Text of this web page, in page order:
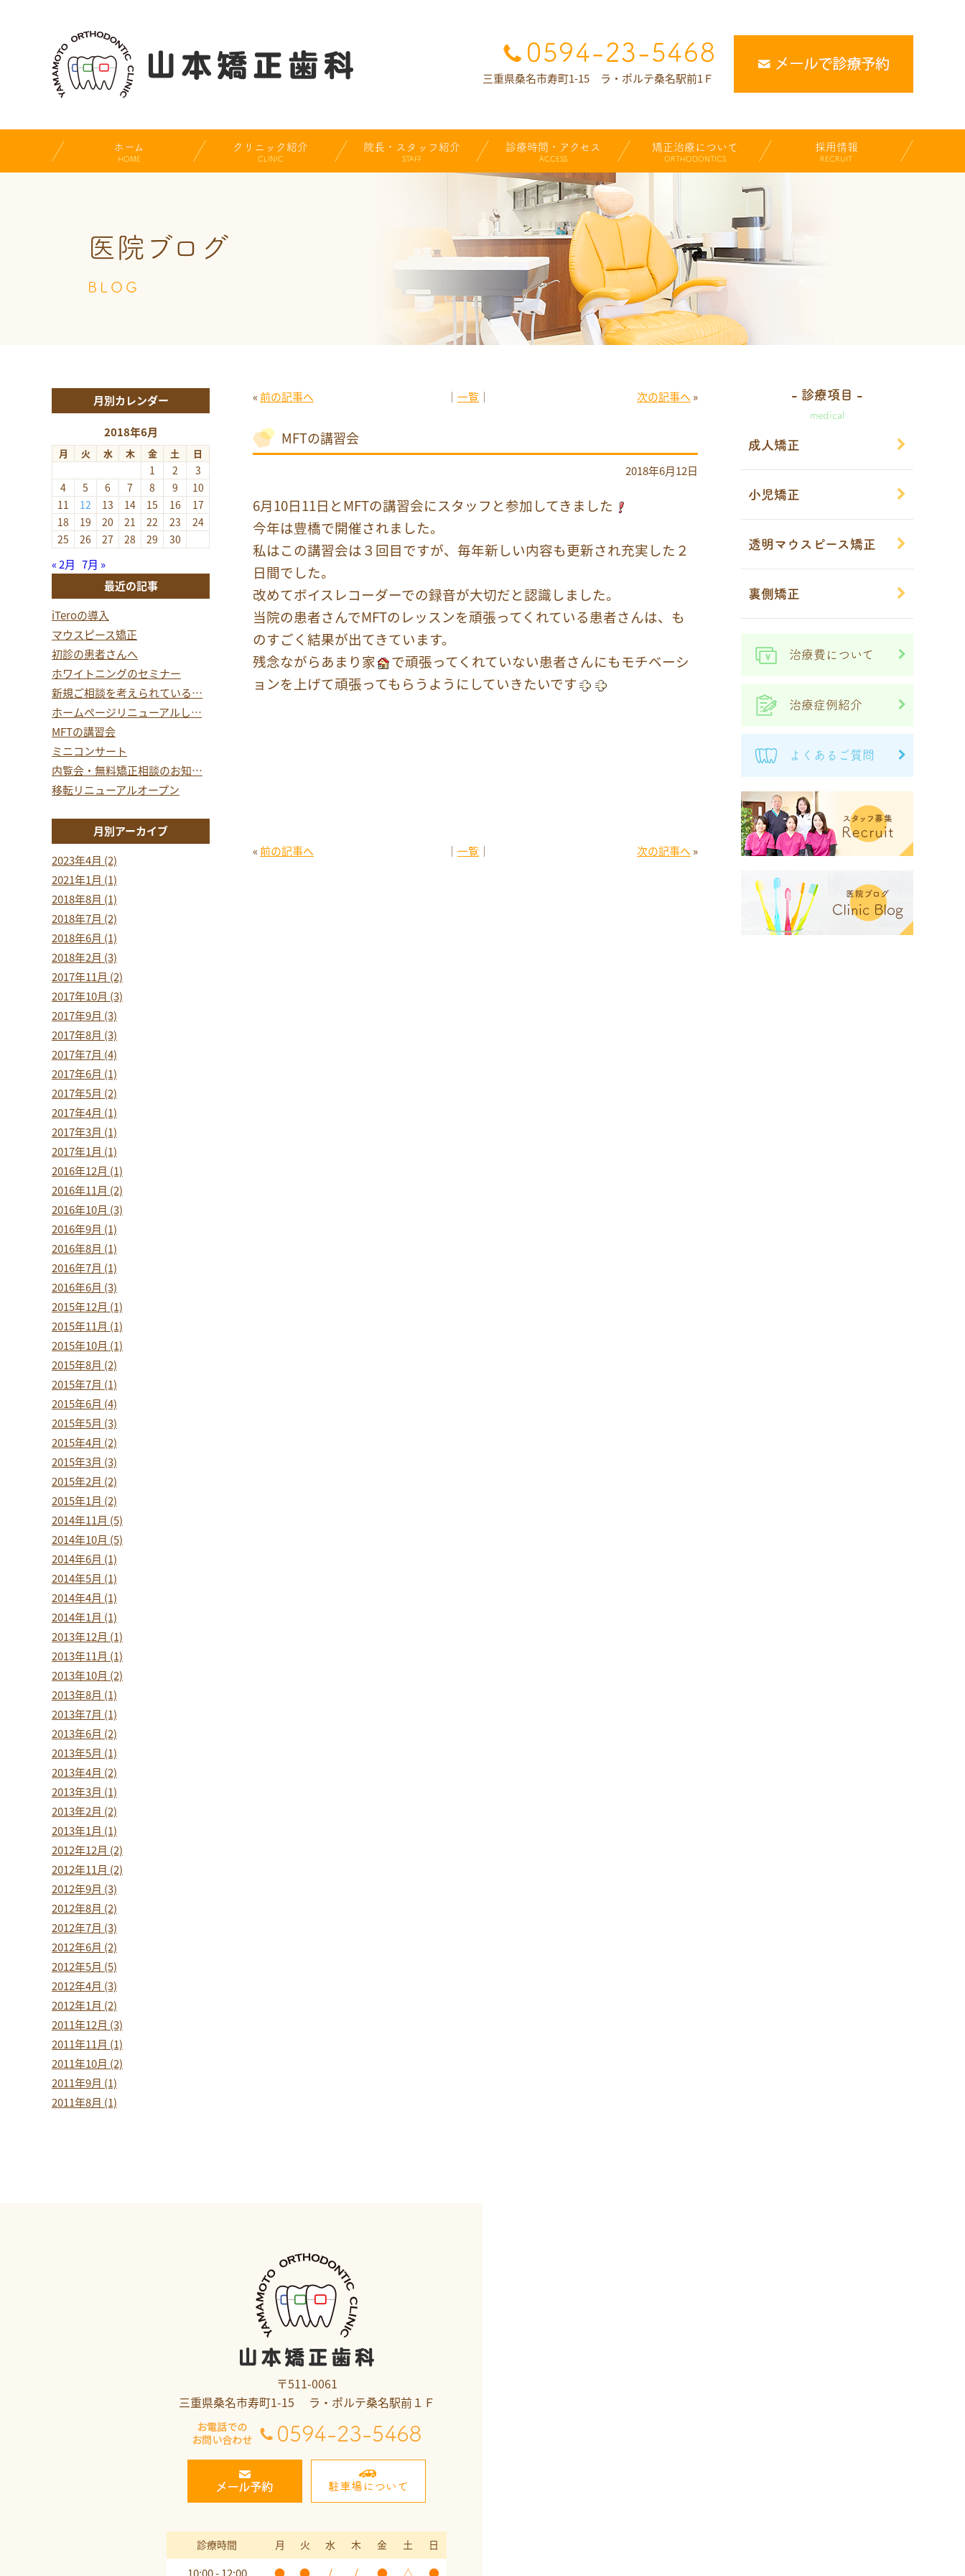
三重県桑名市寿町1-15 ラ・ポルテ桑名駅前1Ｆ
ホーム
HOME
クリニック紹介
CLINIC
院長・スタッフ紹介
STAFF
診療時間・アクセス
ACCESS
矯正治療について
ORTHODONTICS
採用情報
RECRUIT
医院ブログ
BLOG
«前の記事へ │ 一覧 │ 次の記事へ »
MFTの講習会
2018年6月12日
6月10日11日とMFTの講習会にスタッフと参加してきました
今年は豊橋で開催されました。
私はこの講習会は３回目ですが、毎年新しい内容も更新され充実した２
日間でした。
改めてボイスレコーダーでの録音が大切だと認識しました。
当院の患者さんでMFTのレッスンを頑張ってくれている患者さんは、も
のすごく結果が出てきています。
残念ながらあまり家
で頑張ってくれていない患者さんにもモチベーシ
ョンを上げて頑張ってもらうようにしていきたいです
«前の記事へ │ 一覧 │ 次の記事へ »
月別カレンダー
2018年6月
月 火 水 木 金 土 日
1 2
3
4
5 6 7 8 9
10
11
12 13 14 15 16
17
18
19 20 21 22 23
24
25
26 27 28 29 30
« 2月 7月 »
最近の記事
iTeroの導入
マウスピース矯正
初診の患者さんへ
ホワイトニングのセミナー
新規ご相談を考えられている…
ホームページリニューアルし…
MFTの講習会
ミニコンサート
内覧会・無料矯正相談のお知…
移転リニューアルオープン
月別アーカイブ
2023年4月 (2)
2021年1月 (1)
2018年8月 (1)
2018年7月 (2)
2018年6月 (1)
2018年2月 (3)
2017年11月 (2)
2017年10月 (3)
2017年9月 (3)
2017年8月 (3)
2017年7月 (4)
2017年6月 (1)
2017年5月 (2)
2017年4月 (1)
2017年3月 (1)
2017年1月 (1)
2016年12月 (1)
2016年11月 (2)
2016年10月 (3)
2016年9月 (1)
2016年8月 (1)
2016年7月 (1)
2016年6月 (3)
2015年12月 (1)
2015年11月 (1)
2015年10月 (1)
2015年8月 (2)
2015年7月 (1)
2015年6月 (4)
2015年5月 (3)
2015年4月 (2)
2015年3月 (3)
2015年2月 (2)
2015年1月 (2)
2014年11月 (5)
2014年10月 (5)
2014年6月 (1)
2014年5月 (1)
2014年4月 (1)
2014年1月 (1)
2013年12月 (1)
2013年11月 (1)
2013年10月 (2)
2013年8月 (1)
2013年7月 (1)
2013年6月 (2)
2013年5月 (1)
2013年4月 (2)
2013年3月 (1)
2013年2月 (2)
2013年1月 (1)
2012年12月 (2)
2012年11月 (2)
2012年9月 (3)
2012年8月 (2)
2012年7月 (3)
2012年6月 (2)
2012年5月 (5)
2012年4月 (3)
2012年1月 (2)
2011年12月 (3)
2011年11月 (1)
2011年10月 (2)
2011年9月 (1)
2011年8月 (1)
- 診療項目 -
medical
成人矯正
小児矯正
透明マウスピース矯正
裏側矯正
治療費について
治療症例紹介
よくあるご質問
〒511-0061
三重県桑名市寿町1-15 ラ・ポルテ桑名駅前１Ｆ
診療時間 月 火 水 木 金 土 日